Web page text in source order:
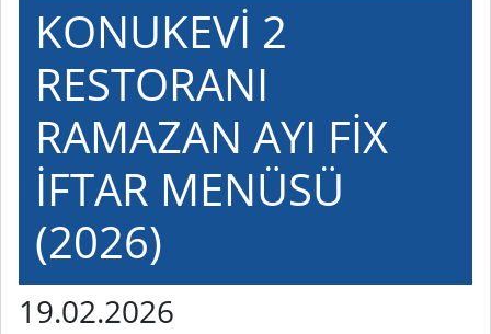
KONUKEVİ 2
RESTORANI
RAMAZAN AYI FİX
İFTAR MENÜSÜ
(2026)
19.02.2026